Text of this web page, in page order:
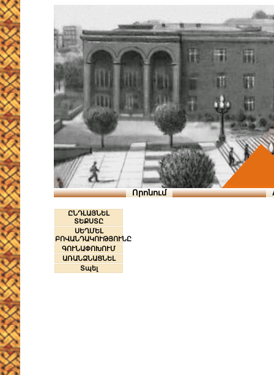
Որոնում
ԸՆԴԼԱՅՆԵԼ
ՏԵՔՍՏԸ
ՍԵՂՄԵԼ
ԲՈՎԱՆԴԱԿՈՒԹՅՈՒՆԸ
ԳՈՒՆԱՓՈԽՈՒՄ
ԱՌԱՆՁՆԱՑՆԵԼ
Տպել